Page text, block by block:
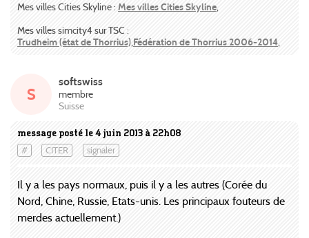
Mes villes Cities Skyline : Mes villes Cities Skyline,
Mes villes simcity4 sur TSC :
Trudheim (état de Thorrius),Fédération de Thorrius 2006-2014,
message posté le 4 juin 2013 à 22h08
# CITER signaler
S
softswiss
membre
Suisse
Il y a les pays normaux, puis il y a les autres (Corée du
Nord, Chine, Russie, Etats-unis. Les principaux fouteurs de
merdes actuellement.)